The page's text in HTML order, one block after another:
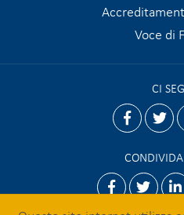
Voce di
CI
facebook
FacebookTwitter